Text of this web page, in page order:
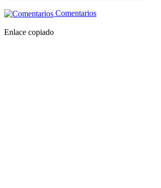
Comentarios
Enlace copiado